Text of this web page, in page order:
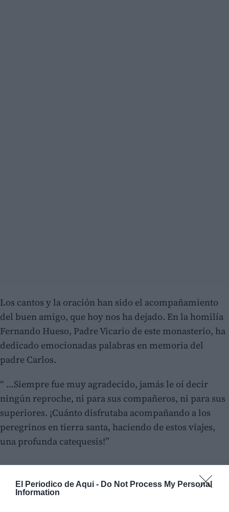
El Periodico de Aqui - Do Not Process My Personal
Information
Los cantos y la oración han sido el acompañamiento
del buen amigo, que hoy nos ha dejado. En la homilía
Fernando Hueso, Padre Vicario de este monasterio, ha
dedicado emocionadas palabras en memoria del
padre Carlos.
“ …Siempre fue muy agradecido, jamás le oí decir
ningún reproche, ni para sus compañeros, ni para sus
superiores. ¡Cuánto disfrutaba acompañando a los
peregrinos en tierra santa, haciendo de estos viajes,
una profunda catequesis!”